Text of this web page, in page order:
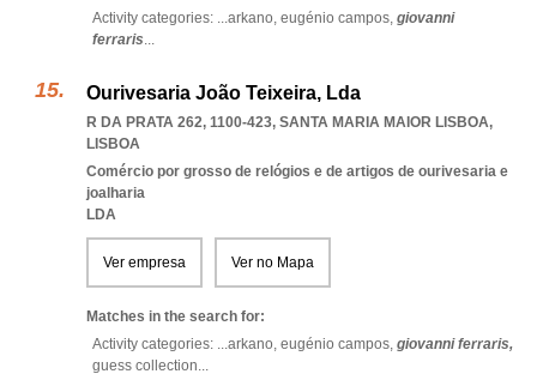
Activity categories: ...arkano, eugénio campos, giovanni
ferraris...
Ourivesaria João Teixeira, Lda
R DA PRATA 262, 1100-423, SANTA MARIA MAIOR LISBOA,
LISBOA
Comércio por grosso de relógios e de artigos de ourivesaria e
joalharia
LDA
Ver empresa Ver no Mapa
Matches in the search for:
Activity categories: ...arkano, eugénio campos, giovanni ferraris,
guess collection...